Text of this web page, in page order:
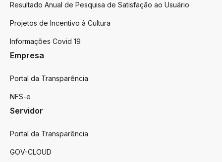
Resultado Anual de Pesquisa de Satisfação ao Usuário
Projetos de Incentivo à Cultura
Informações Covid 19
Empresa
Portal da Transparência
NFS-e
Servidor
Portal da Transparência
GOV-CLOUD